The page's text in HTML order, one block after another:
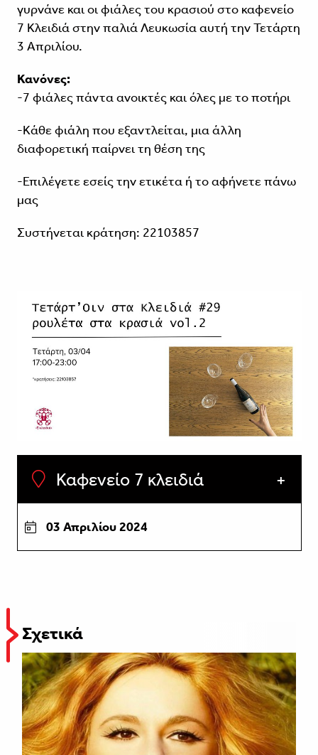
γυρνάνε και οι φιάλες του κρασιού στο καφενείο
7 Κλειδιά στην παλιά Λευκωσία αυτή την Τετάρτη
3 Απριλίου.
Κανόνες:
-7 φιάλες πάντα ανοικτές και όλες με το ποτήρι
-Κάθε φιάλη που εξαντλείται, μια άλλη
διαφορετική παίρνει τη θέση της
-Επιλέγετε εσείς την ετικέτα ή το αφήνετε πάνω
μας
Συστήνεται κράτηση: 22103857
Καφενείο 7 κλειδιά
03 Απριλίου 2024
Σχετικά